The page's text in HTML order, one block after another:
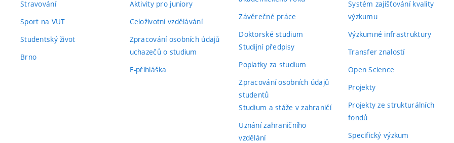
Stravování
Sport na VUT
Studentský život
Brno
Aktivity pro juniory
Celoživotní vzdělávání
Zpracování osobních údajů
uchazečů o studium
E-přihláška
Závěrečné práce
Doktorské studium
Studijní předpisy
Poplatky za studium
Zpracování osobních údajů
studentů
Studium a stáže v zahraničí
Uznání zahraničního
vzdělání
Systém zajišťování kvality
výzkumu
Výzkumné infrastruktury
Transfer znalostí
Open Science
Projekty
Projekty ze strukturálních
fondů
Specifický výzkum